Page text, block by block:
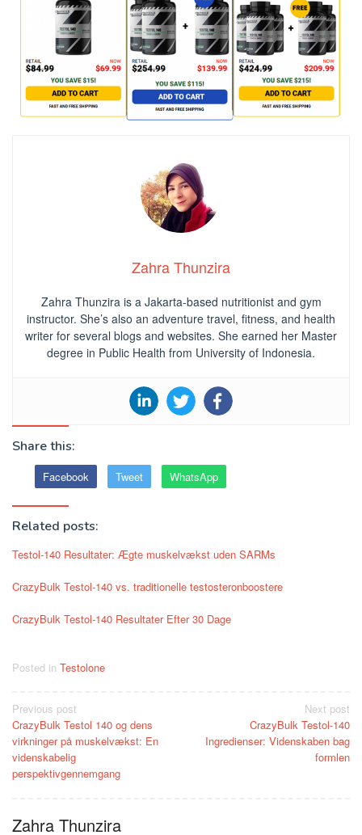
Zahra Thunzira
Zahra Thunzira is a Jakarta-based nutritionist and gym
instructor. She’s also an adventure travel, fitness, and health
writer for several blogs and websites. She earned her Master
degree in Public Health from University of Indonesia.
Share this:
Facebook Tweet WhatsApp
Related posts:
Testol-140 Resultater: Ægte muskelvækst uden SARMs
CrazyBulk Testol-140 vs. traditionelle testosteronboostere
CrazyBulk Testol-140 Resultater Efter 30 Dage
Posted in Testolone
Post
navigation
Previous post
CrazyBulk Testol 140 og dens
virkninger på muskelvækst: En
videnskabelig
perspektivgennemgang
Next post
CrazyBulk Testol-140
Ingredienser: Videnskaben bag
formlen
Zahra Thunzira